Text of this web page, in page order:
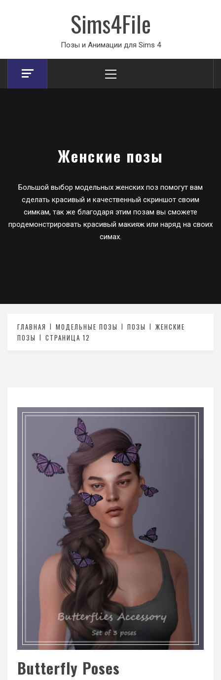
Sims4File
Позы и Анимации для Sims 4
Menu
Женские позы
Большой выбор модельных женских поз помогут вам
сделать красивый и качественный скриншот своим
симкам, так же благодаря этим позам вы сможете
продемонстрировать красивый макияж или наряд на своих
симах.
ГЛАВНАЯ МОДЕЛЬНЫЕ ПОЗЫ ПОЗЫ
ЖЕНСКИЕ
ПОЗЫ
СТРАНИЦА 12
Butterfly Poses